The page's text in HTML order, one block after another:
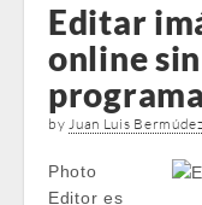
Editar
online
byJuan Luis Bermúdez
Photo
Editor es